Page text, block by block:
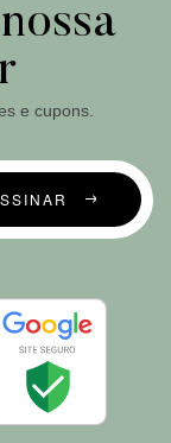
e cupons.